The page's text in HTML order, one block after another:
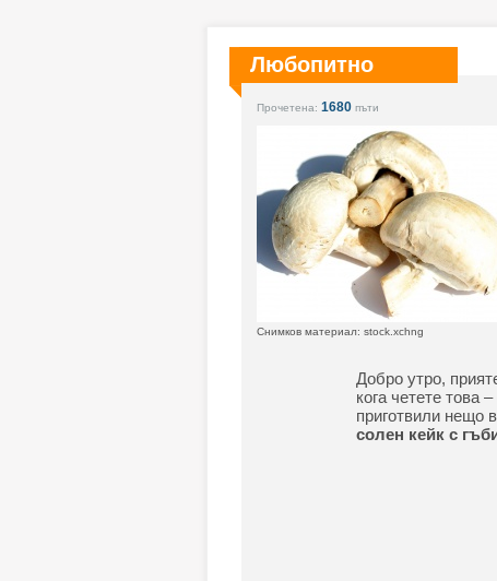
Любопитно
Прочетена: 1680пъти
Снимков материал: stock.xchng
Добро утро,
кога четете това
приготвили нещо
солен кейк с